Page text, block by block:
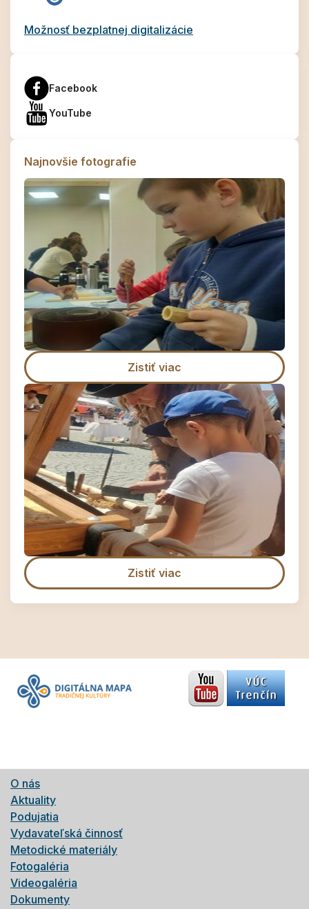
Možnosť bezplatnej digitalizácie
Facebook
YouTube
Najnovšie fotografie
Zistiť viac
Zistiť viac
O nás
Aktuality
Podujatia
Vydavateľská činnosť
Metodické materiály
Fotogaléria
Videogaléria
Dokumenty